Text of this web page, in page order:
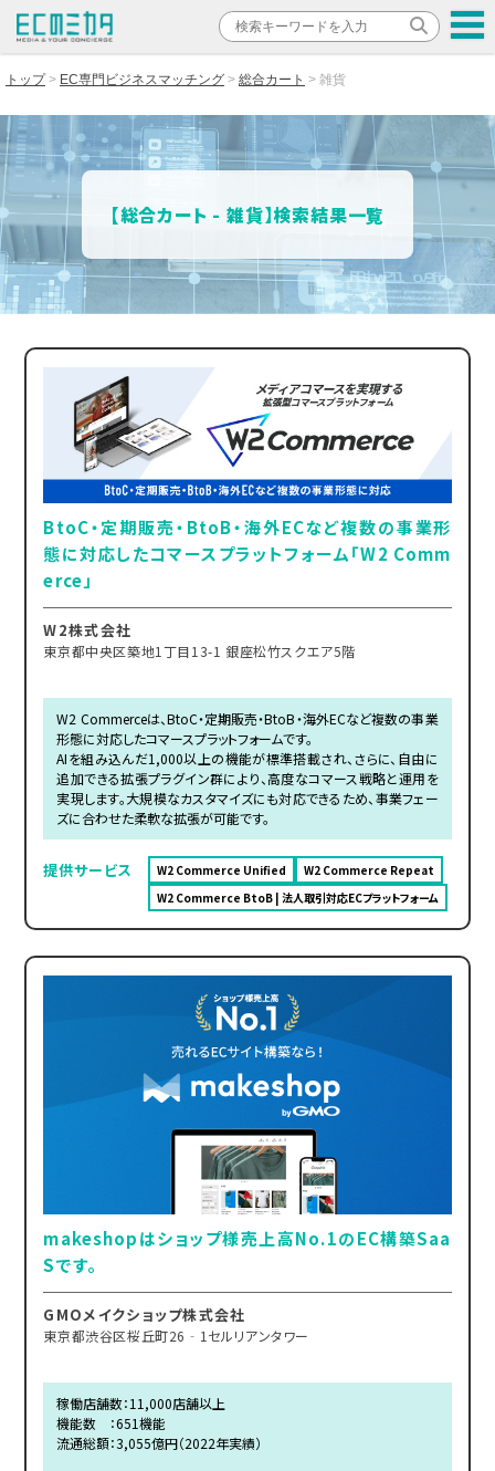
トップ EC専門ビジネスマッチング 総合カート 雑貨
【総合カート - 雑貨】検索結果一覧
BtoC・定期販売・BtoB・海外ECなど複数の事業形
態に対応したコマースプラットフォーム「W2 Comm
erce」
W2株式会社
東京都中央区築地1丁目13-1 銀座松竹スクエア5階
W2 Commerceは、BtoC・定期販売・BtoB・海外ECなど複数の事業
形態に対応したコマースプラットフォームです。
AIを組み込んだ1,000以上の機能が標準搭載され、さらに、自由に
追加できる拡張プラグイン群により、高度なコマース戦略と運用を
実現します。大規模なカスタマイズにも対応できるため、事業フェー
ズに合わせた柔軟な拡張が可能です。
提供サービス W2 Commerce Unified
W2 Commerce Repeat
W2 Commerce BtoB | 法人取引対応ECプラットフォーム
makeshopはショップ様売上高No.1のEC構築Saa
Sです。
GMOメイクショップ株式会社
東京都渋谷区桜丘町26‐1セルリアンタワー
稼働店舗数：11,000店舗以上
機能数 ：651機能
流通総額：3,055億円（2022年実績）